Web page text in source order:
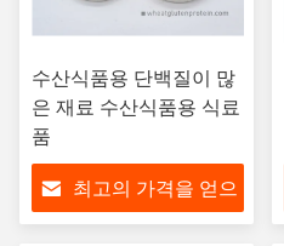
수산식품용 단백질이 많
은 재료 수산식품용 식료
품
최고의 가격을 얻으